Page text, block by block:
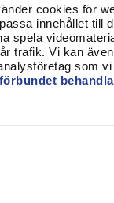
cookies för
innehållet till
spela
trafik. Vi kan
som vi
Är du en